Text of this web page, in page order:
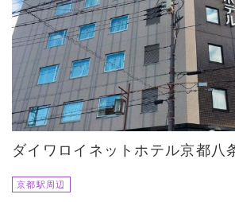
ダイワロイネットホテル京都八
京都駅周辺